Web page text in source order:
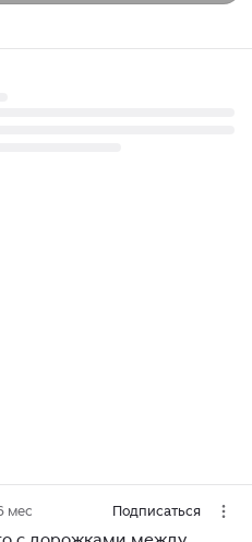
мес Подписаться